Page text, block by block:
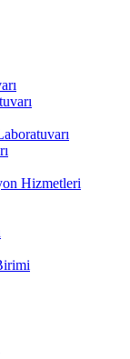
Hizmetleri